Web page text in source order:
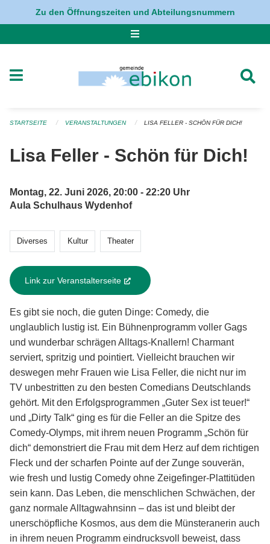
Navigation überspringen
Zu den Öffnungszeiten und Abteilungsnummern
STARTSEITE VERANSTALTUNGEN LISA FELLER - SCHÖN FÜR DICH!
Lisa Feller - Schön für Dich!
Montag, 22. Juni 2026, 20:00 - 22:20 Uhr
Aula Schulhaus Wydenhof
Diverses Kultur Theater
Link zur Veranstalterseite (External Link)
Es gibt sie noch, die guten Dinge: Comedy, die
unglaublich lustig ist. Ein Bühnenprogramm voller Gags
und wunderbar schrägen Alltags-Knallern! Charmant
serviert, spritzig und pointiert. Vielleicht brauchen wir
deswegen mehr Frauen wie Lisa Feller, die nicht nur im
TV unbestritten zu den besten Comedians Deutschlands
gehört. Mit den Erfolgsprogrammen „Guter Sex ist teuer!“
und „Dirty Talk“ ging es für die Feller an die Spitze des
Comedy-Olymps, mit ihrem neuen Programm „Schön für
dich“ demonstriert die Frau mit dem Herz auf dem richtigen
Fleck und der scharfen Pointe auf der Zunge souverän,
wie fresh und lustig Comedy ohne Zeigefinger-Plattitüden
sein kann. Das Leben, die menschlichen Schwächen, der
ganz normale Alltagwahnsinn – das ist und bleibt der
unerschöpfliche Kosmos, aus dem die Münsteranerin auch
in ihrem neuen Programm eindrucksvoll beweist, dass